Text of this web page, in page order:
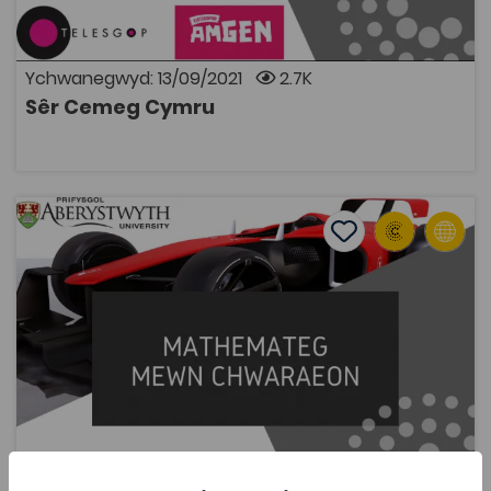
Ychwanegwyd: 13/09/2021 2.7K
Sêr Cemeg Cymru
gynhyrchu ac i Eisteddfod Genedlaethol Cymru am
rannu.
Mathemateg mewn Chwaraeon
Add to favourites
Dyddiad cyhoeddi: 2021 Add to favourites
Mathemateg mewn Chwaraeon
2.1K
Cymraeg Yn Unig
Tagiau
Mathemateg Adnodd Coleg Cymraeg
Dyma wefan sy’n rhoi blas ar sut mae mathemateg yn
berthnasol mewn chwaraeon, boed hynny i wella ein
dealltwriaeth o ryw sefyllfa benodol, gwella dyluniad